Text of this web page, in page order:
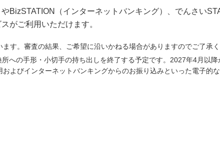
BizSTATION（インターネットバンキング）、でんさい
がご利用いただけます。
す。審査の結果、ご希望に沿いかねる場合がありますのでご了承く
への手形・小切手の持ち出しを終了する予定です。2027年4月以
よびインターネットバンキングからのお振り込みといった電子的